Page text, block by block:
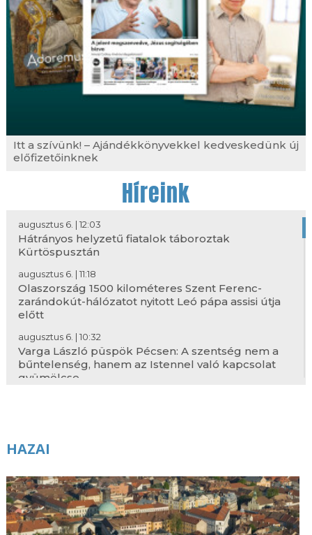
Itt a szívünk! – Ajándékkönyvekkel kedveskedünk új
előfizetőinknek
Híreink
augusztus 6. | 12:03
Hátrányos helyzetű fiatalok táboroztak
Kürtöspusztán
augusztus 6. | 11:18
Olaszország 1500 kilométeres Szent Ferenc-
zarándokút-hálózatot nyitott Leó pápa assisi útja
előtt
augusztus 6. | 10:32
Varga László püspök Pécsen: A szentség nem a
bűntelenség, hanem az Istennel való kapcsolat
gyümölcse
augusztus 6. | 9:00
évfordulóján – Vándorkiállítás nyílt Budapesten
augusztus 6. | 6:00
Urunk színeváltozása
HAZAI